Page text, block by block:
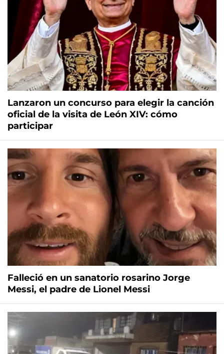
Lanzaron un concurso para elegir la canción
oficial de la visita de León XIV: cómo
participar
Falleció en un sanatorio rosarino Jorge
Messi, el padre de Lionel Messi